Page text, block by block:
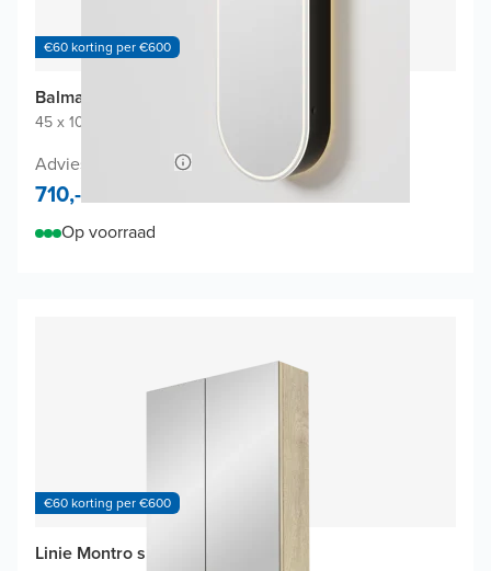
€60 korting per €600
Balmani Mara spiegelkast
45 x 100 cm Ovaal
Adviesprijs 1.360,-
710,-
Op voorraad
€60 korting per €600
Linie Montro spiegelkast